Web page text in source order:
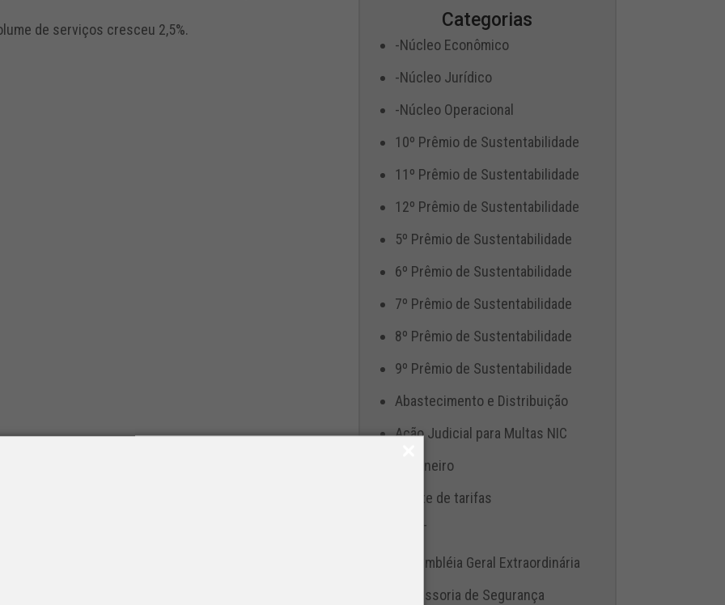
de serviços cresceu 2,5%. Categorias
-Núcleo Econômico
-Núcleo Jurídico
-Núcleo Operacional
10º Prêmio de Sustentabilidade
11º Prêmio de Sustentabilidade
12º Prêmio de Sustentabilidade
5º Prêmio de Sustentabilidade
6º Prêmio de Sustentabilidade
7º Prêmio de Sustentabilidade
8º Prêmio de Sustentabilidade
9º Prêmio de Sustentabilidade
Abastecimento e Distribuição
Ação Judicial para Multas NIC
Aduaneiro
Ajuste de tarifas
ANTT
Assembléia Geral Extraordinária
Assessoria de Segurança